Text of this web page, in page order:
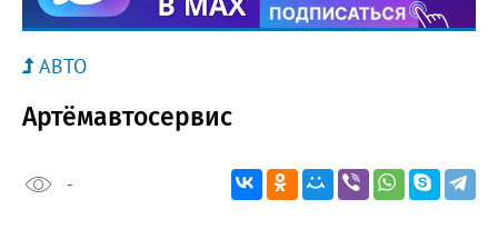
АВТО
Артёмавтосервис
-